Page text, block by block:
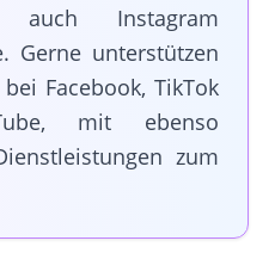
Instagram
Gerne unterstützen
Facebook, TikTok
mit ebenso
zum